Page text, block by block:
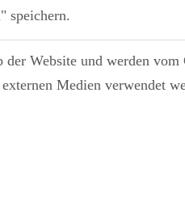
speichern.
Website und werden vom
Medien verwendet